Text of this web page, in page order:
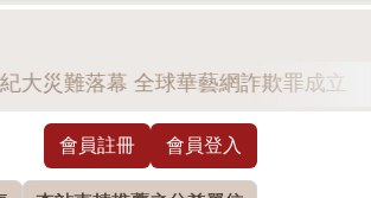
災難落幕 全球華藝網詐欺罪成立
會員註冊 會員登入